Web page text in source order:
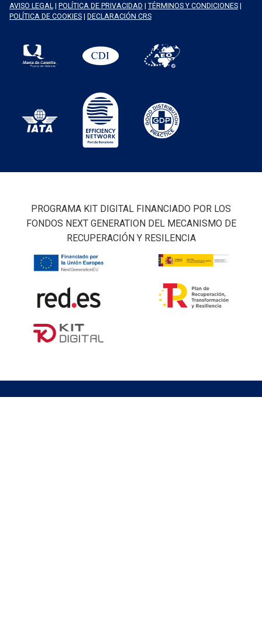
Logisber Neo
AVISO LEGAL | POLÍTICA DE PRIVACIDAD | TÉRMINOS Y CONDICIONES |
POLÍTICA DE COOKIES | DECLARACIÓN CRS
PROGRAMA KIT DIGITAL FINANCIADO POR LOS
FONDOS NEXT GENERATION DEL MECANISMO DE
RECUPERACIÓN Y RESILENCIA